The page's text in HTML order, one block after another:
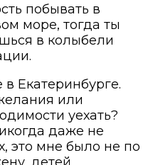
побывать в
море, тогда ты
в колыбели
Екатеринбурге.
или
уехать?
даже не
это мне было не по